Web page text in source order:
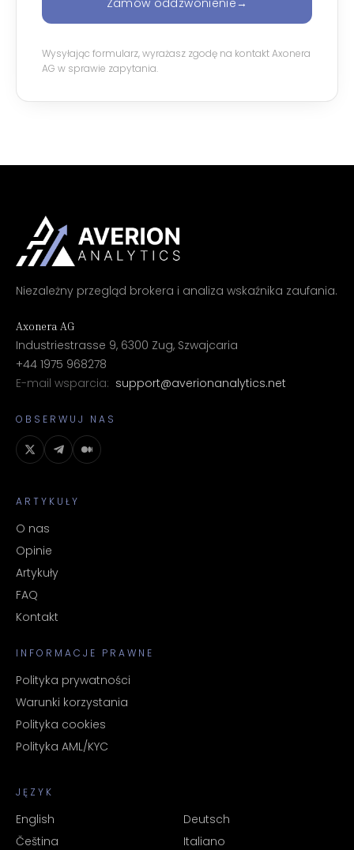
Zamów oddzwonienie →
Wysyłając formularz, wyrażasz zgodę na kontakt Axonera
AG w sprawie zapytania.
Niezależny przegląd brokera i analiza wskaźnika zaufania.
Axonera AG
Industriestrasse 9, 6300 Zug, Szwajcaria
+44 1975 968278
E-mail wsparcia: support@averionanalytics.net
OBSERWUJ NAS
ARTYKUŁY
O nas
Opinie
Artykuły
FAQ
Kontakt
INFORMACJE PRAWNE
Polityka prywatności
Warunki korzystania
Polityka cookies
Polityka AML/KYC
JĘZYK
English
Deutsch
Čeština
Italiano